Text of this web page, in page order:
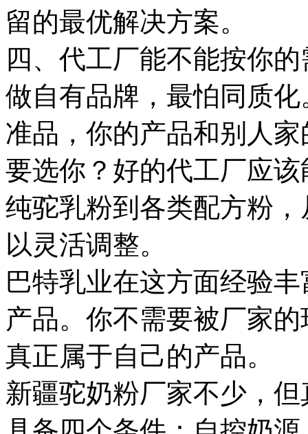
留的最优解决方案。
四、代工厂能不能按你
做自有品牌，最怕同质
准品，你的产品和别人
要选你？好的代工厂应
纯驼乳粉到各类配方粉
以灵活调整。
巴特乳业在这方面经验
产品。你不需要被厂家
真正属于自己的产品。
新疆驼奶粉厂家不少，